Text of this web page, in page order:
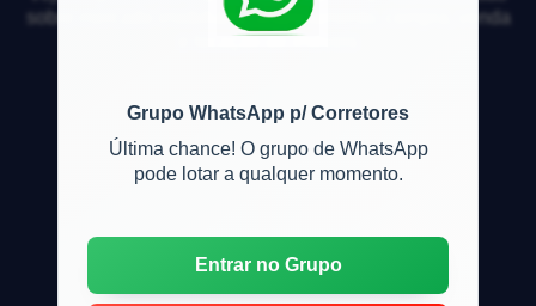
Grupo WhatsApp p/ Corretores
Última chance! O grupo de WhatsApp
pode lotar a qualquer momento.
Entrar no Grupo
sobre mercado imobiliário, financiamento, compra, venda
e locação de imóveis